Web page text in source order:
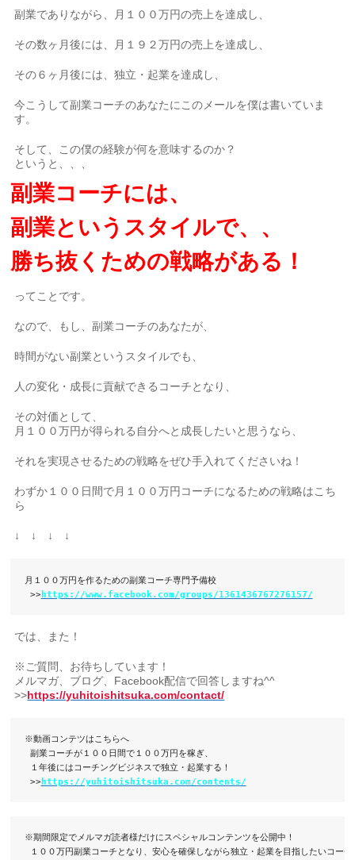
副業でありながら、月１００万円の売上を達成し、
その数ヶ月後には、月１９２万円の売上を達成し、
その６ヶ月後には、独立・起業を達成し、
今こうして副業コーチのあなたにこのメールを僕は書いていま
す。
そして、この僕の経験が何を意味するのか？
というと、、、
副業コーチには、
副業というスタイルで、、
勝ち抜くための戦略がある！
ってことです。
なので、もし、副業コーチのあなたが、
時間がない副業というスタイルでも、
人の変化・成長に貢献できるコーチとなり、
その対価として、
月１００万円が得られる自分へと成長したいと思うなら、
それを実現させるための戦略をぜひ手入れてくださいね！
わずか１００日間で月１００万円コーチになるための戦略はこち
ら
↓ ↓ ↓ ↓
月１００万円を作るための副業コーチ専門予備校
>>https://www.facebook.com/groups/1361436767276157/
では、また！
※ご質問、お待ちしています！
メルマガ、ブログ、Facebook配信で回答しますね^^
>>https://yuhitoishitsuka.com/contact/
※動画コンテツはこちらへ
副業コーチが１００日間で１００万円を稼ぎ、
１年後にはコーチングビジネスで独立・起業する！
>>https://yuhitoishitsuka.com/contents/
※期間限定でメルマガ読者様だけにスペシャルコンテンツを公開中！
１００万円副業コーチとなり、安心を確保しながら独立・起業を目指したいコーチ